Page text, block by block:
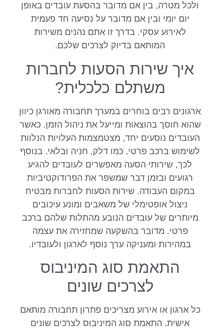
ולכל מטרה, בין אם מדובר בהסעת עובדים באופן
יום יומי ובין אם מדובר על נסיעה חד פעמית
לאירוע עסקי. בדרך זו אתם נהנים משירות
המותאם בדיוק לצרכים שלכם.
איך שירות הסעות לחברות
משתלם כלכלית?
ארגונים רבים בוחרים במערך תחבורה מאורגן כיוון
שהוא חוסך בהוצאות ומייעל את ניהול הזמן. כאשר
העובדים נוסעים יחד, מצטמצמות העלויות הנלוות
לשימוש ברכב פרטי, כמו דלק, חניה ובלאי. בנוסף
לכך, שירותי הסעה מאפשרים לעובדים להגיע
רגועים ובזמן דבר שמשפר את הפרודוקטיביות
במקום העבודה. שירות הסעות לחברות מבטיח
ניצול אופטימלי של משאבים ומונע עיכובים
מיותרים של עובדים הנובע מהתלות שלהם ברכב
פרטי. מדובר בהשקעה שמחזירה את עצמה
במהירות ומעניקה ערך נוסף לארגון ולעובדיו.
התאמת סוג המיניבוס
לצרכים שונים
כל ארגון או אירוע מצריכים פתרון תחבורה מותאם
אישית. התאמת סוג המיניבוס לצרכים שונים